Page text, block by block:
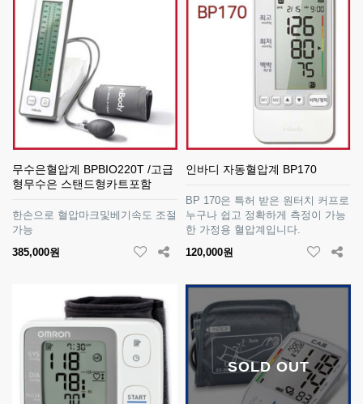
무수은혈압계 BPBIO220T /고급
형무수은 스탠드형카트포함
한손으로 혈압마크및베기속도 조절
가능
385,000원
인바디 자동혈압계 BP170
BP 170은 특허 받은 원터치 커프로
누구나 쉽고 정확하게 측정이 가능
한 가정용 혈압계입니다.
120,000원
SOLD OUT